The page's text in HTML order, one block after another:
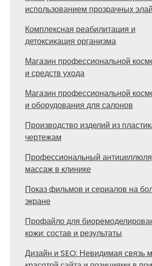
использованием прозрачных
Комплексная реабилитация и
детоксикация организма
Магазин профессиональной
и средств ухода
Магазин профессиональной
и оборудования для салонов
Производство изделий из
чертежам
Профессиональный
массаж в клинике
Показ фильмов и сериалов на
экране
Профайло для
кожи: состав и результаты
Дизайн и SEO: Невидимая связь